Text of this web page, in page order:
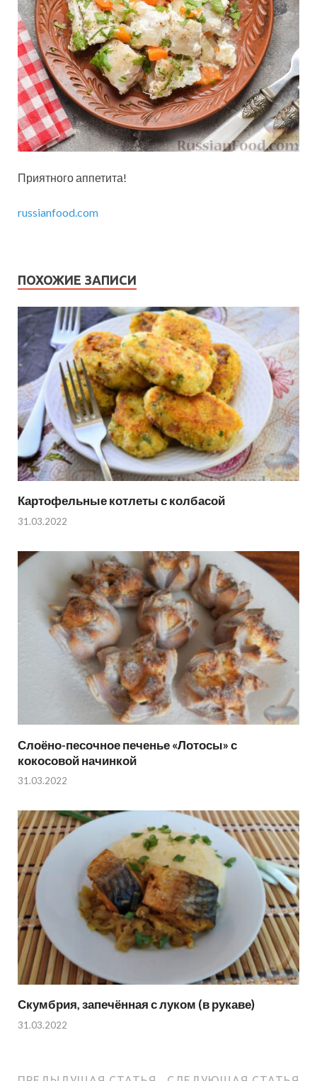
Приятного аппетита!
russianfood.com
ПОХОЖИЕ ЗАПИСИ
Картофельные котлеты с колбасой
31.03.2022
Слоёно-песочное печенье «Лотосы» с
кокосовой начинкой
31.03.2022
Скумбрия, запечённая с луком (в рукаве)
31.03.2022